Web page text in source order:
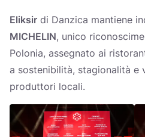
Eliksir di Danzica mantiene
MICHELIN, unico
Polonia, assegnato ai
a sostenibilità, stagionalità e
produttori locali.